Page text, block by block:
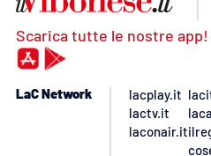
Scarica tutte le nostre app!
LaC Network
lacplay.it
lactv.it
laconair.it